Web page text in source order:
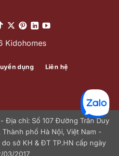
Kidohomes
dụng Liên hệ
Địa chỉ: Số 107 Đường Trần Duy
phố Hà Nội, Việt Nam -
sở KH & ĐT TP.HN cấp ngày
03/2017